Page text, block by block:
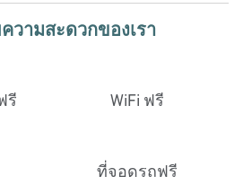
วามสะดวกของเรา
รี WiFi ฟรี
ที่จอดรถฟรี